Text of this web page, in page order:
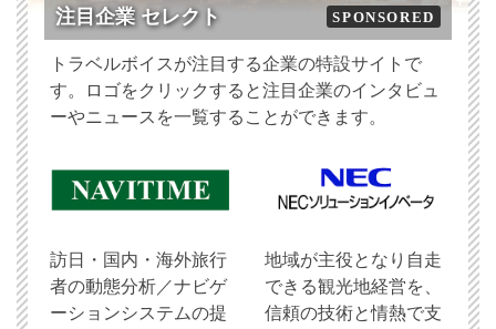
注目企業 セレクト SPONSORED
トラベルボイスが注目する企業の特設サイトで
す。ロゴをクリックすると注目企業のインタビュ
ーやニュースを一覧することができます。
訪日・国内・海外旅行
者の動態分析／ナビゲ
ーションシステムの提
地域が主役となり自走
できる観光地経営を、
信頼の技術と情熱で支